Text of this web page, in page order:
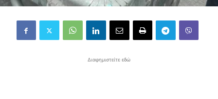
Διαφημιστείτε εδώ